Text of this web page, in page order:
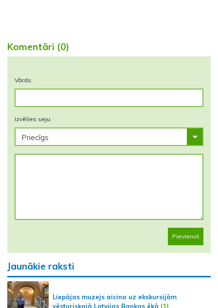
Komentāri (0)
Vārds:
Izvēlies seju:
Pievienot
Jaunākie raksti
Liepājas muzejs aicina uz ekskursijām
vēsturiskajā Latvijas Bankas ēkā (1)